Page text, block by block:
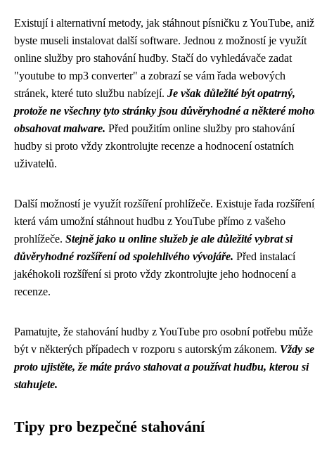
Existují i ​​alternativní metody, jak stáhnout písničku z YouTube, aniž
byste museli instalovat další software. Jednou z možností je využít
online služby pro stahování hudby. Stačí do vyhledávače zadat
"youtube to mp3 converter" a zobrazí se vám řada webových
stránek, které tuto službu nabízejí. Je však důležité být opatrný,
protože ne všechny tyto stránky jsou důvěryhodné a některé
obsahovat malware. Před použitím online služby pro stahování
hudby si proto vždy zkontrolujte recenze a hodnocení ostatních
uživatelů.
Další možností je využít rozšíření prohlížeče. Existuje řada
která vám umožní stáhnout hudbu z YouTube přímo z vašeho
prohlížeče. Stejně jako u online služeb je ale důležité vybrat si
důvěryhodné rozšíření od spolehlivého vývojáře. Před instalací
jakéhokoli rozšíření si proto vždy zkontrolujte jeho hodnocení a
recenze.
Pamatujte, že stahování hudby z YouTube pro osobní potřebu může
být v některých případech v rozporu s autorským zákonem. Vždy se
proto ujistěte, že máte právo stahovat a používat hudbu, kterou si
stahujete.
Tipy pro bezpečné stahování